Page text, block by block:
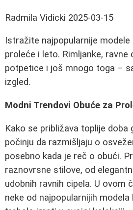
Radmila Vidicki 2025-03-15
Istražite najpopularnije modele
proleće i leto. Rimljanke, ravne
potpetice i još mnogo toga –
izgled.
Modni Trendovi Obuće za
Kako se približava toplije doba
počinju da razmišljaju o
posebno kada je reč o obući.
raznovrsne stilove, od
udobnih ravnih cipela. U ovom
neke od najpopularnijih modela